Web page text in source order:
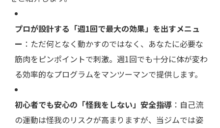
プロが設計する「週1回で最大の効果」を出すメニュ
ー ：ただ何となく動かすのではなく、あなたに必要な
筋肉をピンポイントで刺激。週1回でも十分に体が変わ
る効率的なプログラムをマンツーマンで提供します。
初心者でも安心の「怪我をしない」安全指導 ：自己流
の運動は怪我のリスクが高まりますが、当ジムでは姿